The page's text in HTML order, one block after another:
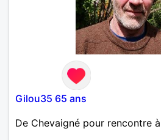
Gilou35 65 ans
De Chevaigné pour rencontre